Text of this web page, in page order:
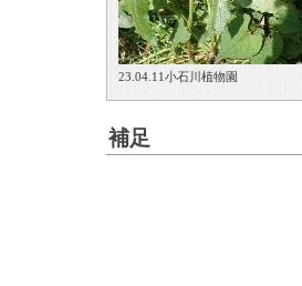
23.04.11小石川植物園
補足